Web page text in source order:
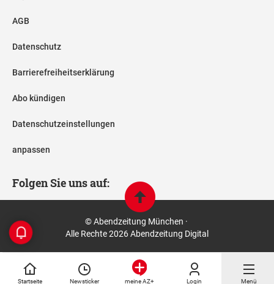
Startseite Newsticker meine AZ+ Login Menü
AGB
Datenschutz
Barrierefreiheitserklärung
Abo kündigen
Datenschutzeinstellungen
anpassen
Folgen Sie uns auf:
© Abendzeitung München ·
Alle Rechte 2026 Abendzeitung Digital